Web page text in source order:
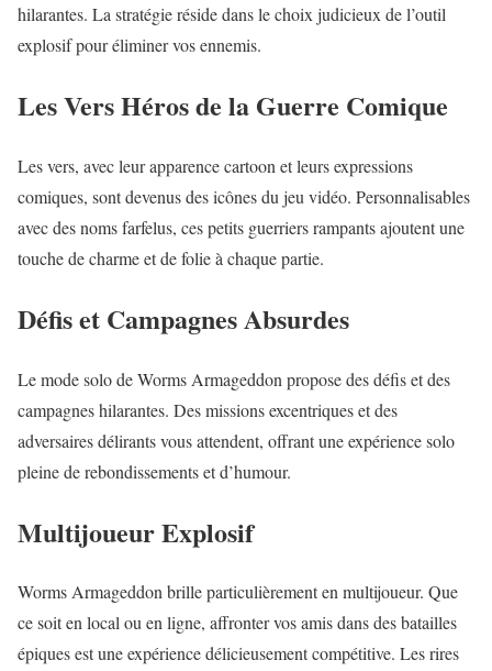
hilarantes. La stratégie réside dans le choix judicieux de l’outil
explosif pour éliminer vos ennemis.
Les Vers Héros de la Guerre Comique
Les vers, avec leur apparence cartoon et leurs expressions
comiques, sont devenus des icônes du jeu vidéo. Personnalisables
avec des noms farfelus, ces petits guerriers rampants ajoutent une
touche de charme et de folie à chaque partie.
Défis et Campagnes Absurdes
Le mode solo de Worms Armageddon propose des défis et des
campagnes hilarantes. Des missions excentriques et des
adversaires délirants vous attendent, offrant une expérience solo
pleine de rebondissements et d’humour.
Multijoueur Explosif
Worms Armageddon brille particulièrement en multijoueur. Que
ce soit en local ou en ligne, affronter vos amis dans des batailles
épiques est une expérience délicieusement compétitive. Les rires